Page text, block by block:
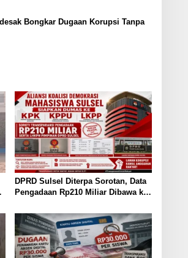
Bongkar Dugaan Korupsi Tanpa
DPRD Sulsel Diterpa Sorotan, Data
Pengadaan Rp210 Miliar Dibawa ke